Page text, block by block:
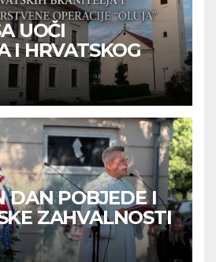
UOČI
I HRVATSKOG
DAN POBJEDE I
ZAHVALNOSTI